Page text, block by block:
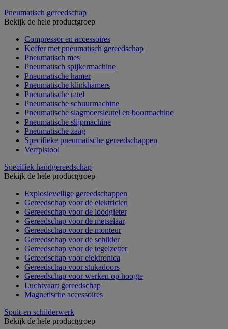
Pneumatisch gereedschap
Bekijk de hele productgroep
Compressor en accessoires
Koffer met pneumatisch gereedschap
Pneumatisch mes
Pneumatisch spijkermachine
Pneumatische hamer
Pneumatische klinkhamers
Pneumatische ratel
Pneumatische schuurmachine
Pneumatische slagmoersleutel en boormachine
Pneumatische slijpmachine
Pneumatische zaag
Specifieke pneumatische gereedschappen
Verfpistool
Specifiek handgereedschap
Bekijk de hele productgroep
Explosieveilige gereedschappen
Gereedschap voor de elektricien
Gereedschap voor de loodgieter
Gereedschap voor de metselaar
Gereedschap voor de monteur
Gereedschap voor de schilder
Gereedschap voor de tegelzetter
Gereedschap voor elektronica
Gereedschap voor stukadoors
Gereedschap voor werken op hoogte
Luchtvaart gereedschap
Magnetische accessoires
Spuit-en schilderwerk
Bekijk de hele productgroep